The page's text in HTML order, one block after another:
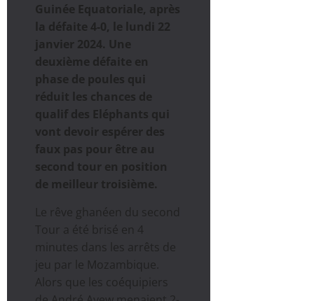
Guinée Equatoriale, après
la défaite 4-0, le lundi 22
janvier 2024. Une
deuxième défaite en
phase de poules qui
réduit les chances de
qualif des Eléphants qui
vont devoir espérer des
faux pas pour être au
second tour en position
de meilleur troisième.
Le rêve ghanéen du second
Tour a été brisé en 4
minutes dans les arrêts de
jeu par le Mozambique.
Alors que les coéquipiers